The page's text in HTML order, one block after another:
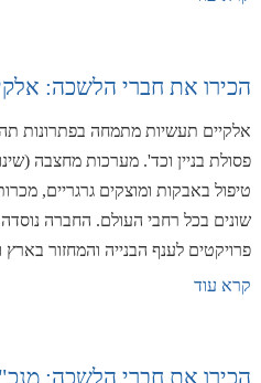
הכירו את חברי הלשכה:
אלקיים תעשיות מתמחה בפתרונות
פסולת בניין וכד'. מערכות מחצבה
טיפול באבקות ומוצקים גרגריים,
פרויקטים לענף הבנייה והמחזור
קרא עוד
הכירו את חברי הלשכה: